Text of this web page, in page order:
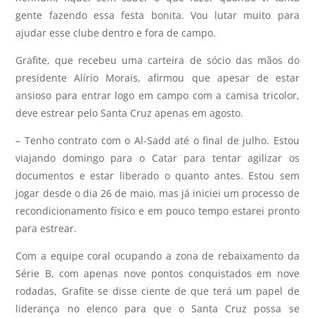
gente fazendo essa festa bonita. Vou lutar muito para
ajudar esse clube dentro e fora de campo.
Grafite, que recebeu uma carteira de sócio das mãos do
presidente Alírio Morais, afirmou que apesar de estar
ansioso para entrar logo em campo com a camisa tricolor,
deve estrear pelo Santa Cruz apenas em agosto.
– Tenho contrato com o Al-Sadd até o final de julho. Estou
viajando domingo para o Catar para tentar agilizar os
documentos e estar liberado o quanto antes. Estou sem
jogar desde o dia 26 de maio, mas já iniciei um processo de
recondicionamento físico e em pouco tempo estarei pronto
para estrear.
Com a equipe coral ocupando a zona de rebaixamento da
Série B, com apenas nove pontos conquistados em nove
rodadas, Grafite se disse ciente de que terá um papel de
liderança no elenco para que o Santa Cruz possa se